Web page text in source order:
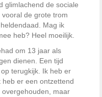
glimlachend de sociale
de grote trom
Mag ik
heb? Heel moeilijk.
om 13 jaar als
dienen. Een tijd
terugkijk. Ik heb er
er een ontzettend
maar